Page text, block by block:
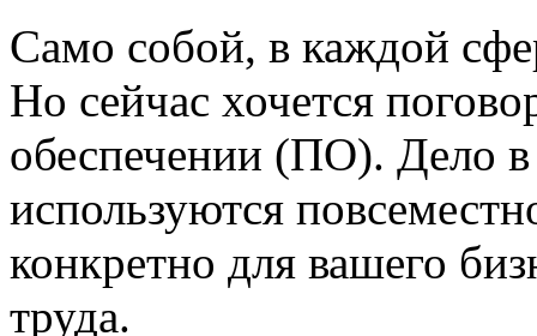
Само собой, в каждой
Но сейчас хочется
обеспечении (ПО). Дело
используются
конкретно для вашего
труда.